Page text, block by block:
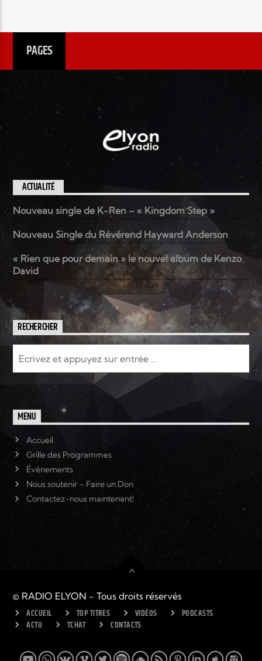
PAGES
ACTUALITÉ
Nouveau single de K-Ren – « Kingdom Step »
Nouveau Single du Révérend Hayward Anderson
« Rien que pour demain » le nouvel album de Kenzo
David
RECHERCHER
MENU
Accueil
Grille des Programmes
Événements
Nous soutenir – Faire un Don
Contactez-nous maintenant!
© RADIO ELYON - Tous droits réservés
ACCUEIL TOP TITRES VIDÉOS
PODCASTS
ACTU
TCHAT CONTACTS